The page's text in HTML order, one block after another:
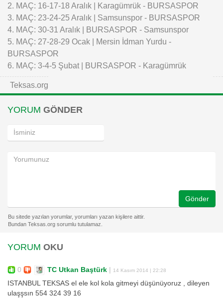
2. MAÇ: 16-17-18 Aralık | Karagümrük - BURSASPOR
3. MAÇ: 23-24-25 Aralık | Samsunspor - BURSASPOR
4. MAÇ: 30-31 Aralık | BURSASPOR - Samsunspor
5. MAÇ: 27-28-29 Ocak | Mersin İdman Yurdu -
BURSASPOR
6. MAÇ: 3-4-5 Şubat | BURSASPOR - Karagümrük
Teksas.org
YORUM GÖNDER
Gönder
YORUM OKU
0 TC Utkan Baştürk | 14 Kasım 2014 | 22:28
ISTANBUL TEKSAS el ele kol kola gitmeyi düşünüyoruz , dileyen
ulaşşsın 554 324 39 16